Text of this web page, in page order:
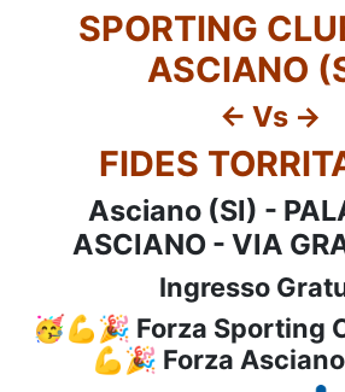
SPORTING
ASCIANO
<- Vs ->
FIDES
Asciano (SI) -
ASCIANO - VIA
Ingresso
🥳💪🎉 Forza Sporting
💪🎉 Forza